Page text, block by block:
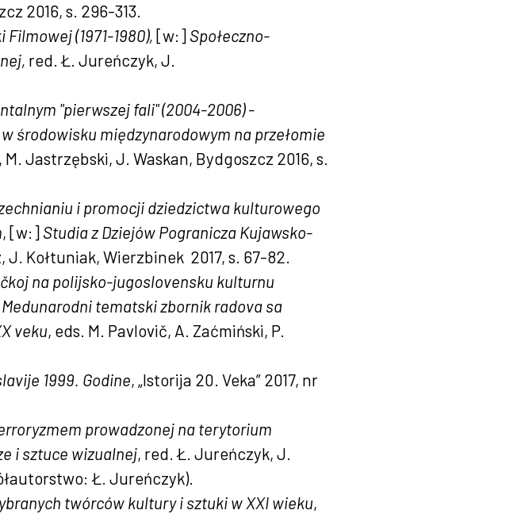
2016, s. 296-313.
(1971-1980), [w:] Społeczno-
red. Ł. Jureńczyk, J.
"pierwszej fali" (2004-2006) -
środowisku międzynarodowym na przełomie
Jastrzębski, J. Waskan, Bydgoszcz 2016, s.
i promocji dziedzictwa kulturowego
, [w:] Studia z Dziejów Pogranicza Kujawsko-
J. Kołtuniak, Wierzbinek 2017, s. 67-82.
na polijsko-jugoslovensku kulturnu
tematski zbornik radova sa
veku, eds. M. Pavlovič, A. Zaćmiński, P.
1999. Godine, „Istorija 20. Veka” 2017, nr
prowadzonej na terytorium
i sztuce wizualnej, red. Ł. Jureńczyk, J.
Ł. Jureńczyk).
twórców kultury i sztuki w XXI wieku,